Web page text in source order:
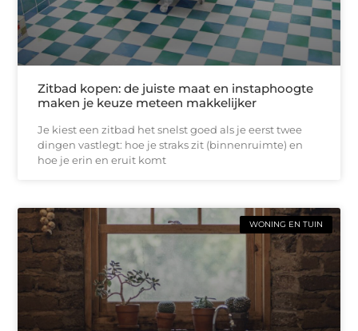
Zitbad kopen: de juiste maat en instaphoogte
maken je keuze meteen makkelijker
Je kiest een zitbad het snelst goed als je eerst twee
dingen vastlegt: hoe je straks zit (binnenruimte) en
hoe je erin en eruit komt
WONING EN TUIN